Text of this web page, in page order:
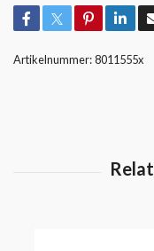
Artikelnummer:8011555x